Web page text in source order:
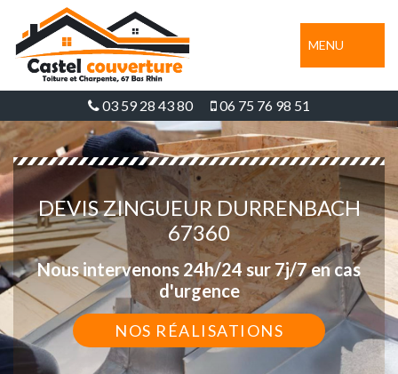
MENU
03 59 28 43 80 06 75 76 98 51
DEVIS ZINGUEUR DURRENBACH
67360
Nous intervenons 24h/24 sur 7j/7 en cas
d'urgence
NOS RÉALISATIONS